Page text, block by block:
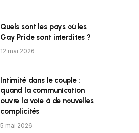
Quels sont les pays où les
Gay Pride sont interdites ?
12 mai 2026
Intimité dans le couple :
quand la communication
ouvre la voie à de nouvelles
complicités
5 mai 2026